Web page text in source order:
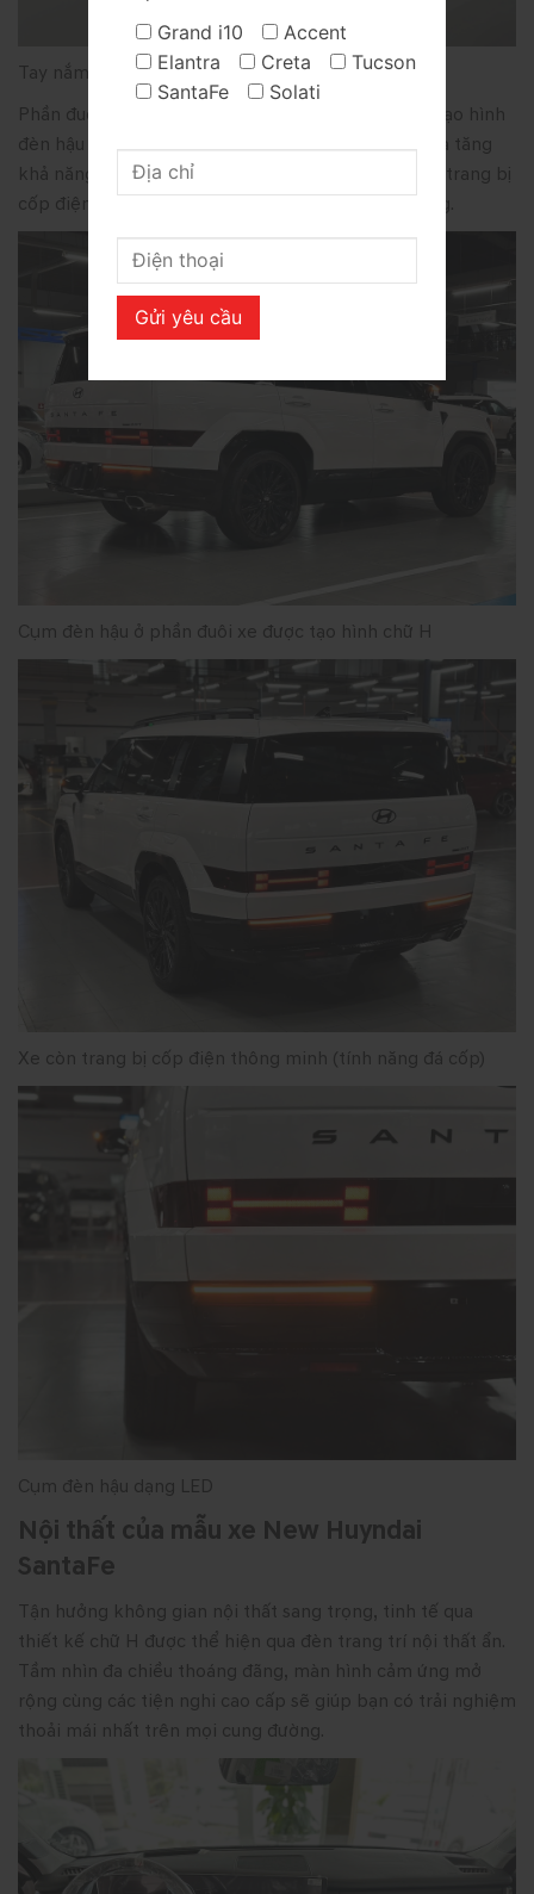
Tay nắm cửa cùng màu với thân xe
Phần đuôi xe tiếp tục sử dụng công nghệ LED với tạo hình
đèn hậu hình chữ H đồng bộ với cụm đèn trước, gia tăng
khả năng nhận diện khi di chuyển. Ngoài ra xe còn trang bị
cốp điện thông minh thường có ở các dòng xe sang.
Cụm đèn hậu ở phần đuôi xe được tạo hình chữ H
Xe còn trang bị cốp điện thông minh (tính năng đá cốp)
Cụm đèn hậu dạng LED
Nội thất của mẫu xe New Huyndai
SantaFe
Tận hưởng không gian nội thất sang trọng, tinh tế qua
thiết kế chữ H được thể hiện qua đèn trang trí nội thất ẩn.
Tầm nhìn đa chiều thoáng đãng, màn hình cảm ứng mở
rộng cùng các tiện nghi cao cấp sẽ giúp bạn có trải nghiệm
thoải mái nhất trên mọi cung đường.
Grand i10
Accent
Elantra
Creta
Tucson
SantaFe
Solati